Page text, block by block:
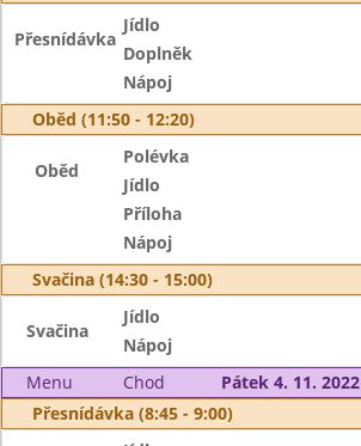
Přesnídávka
Jídlo
Doplněk
Nápoj
Oběd (11:50 - 12:20)
Oběd
Polévka
Jídlo
Příloha
Nápoj
Svačina (14:30 - 15:00)
Svačina
Jídlo
Nápoj
Menu
Chod
Pátek 4. 11. 2022
Přesnídávka (8:45 - 9:00)